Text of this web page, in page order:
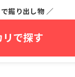
掘り出し物 ／
リで探す